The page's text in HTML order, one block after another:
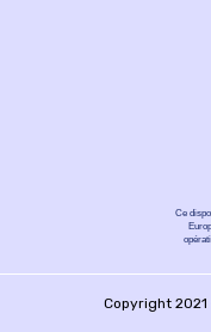
Ce
Copyright 2021